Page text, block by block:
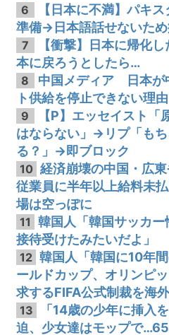
6
【日本に不満】パキ
準備→日本語話せないた
7
【衝撃】日本に帰化
本に戻ろうとしたら…
8
中国メディア 日本が
ト供給を停止できない理
9
【P】エッセイスト
はならない」→リプ「も
る？」→即ブロック
10 経済崩壊の中国・広
従業員に半年以上給料未
場は空っぽに
11
韓国人「韓国サッカ
接待受けたみたいだよ」
12 韓国人「韓国に10年
ールドカップ、オリンピ
求するFIFA公式制裁を海
13
「14歳の少年に挿入
迫、少女達はモップで